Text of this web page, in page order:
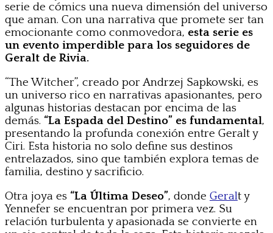
serie de cómics una nueva dimensión del universo
que aman. Con una narrativa que promete ser tan
emocionante como conmovedora, esta serie es
un evento imperdible para los seguidores de
Geralt de Rivia.
“The Witcher”, creado por Andrzej Sapkowski, es
un universo rico en narrativas apasionantes, pero
algunas historias destacan por encima de las
demás. “La Espada del Destino” es fundamental,
presentando la profunda conexión entre Geralt y
Ciri. Esta historia no solo define sus destinos
entrelazados, sino que también explora temas de
familia, destino y sacrificio.
Otra joya es “La Última Deseo”, donde Geralt y
Yennefer se encuentran por primera vez. Su
relación turbulenta y apasionada se convierte en